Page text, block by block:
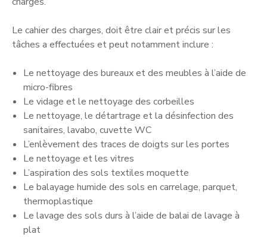
Le cahier des charges, doit être clair et précis sur les
tâches a effectuées et peut notamment inclure :
Le nettoyage des bureaux et des meubles à l’aide de
micro-fibres
Le vidage et le nettoyage des corbeilles
Le nettoyage, le détartrage et la désinfection des
sanitaires, lavabo, cuvette WC
L’enlèvement des traces de doigts sur les portes
Le nettoyage et les vitres
L’aspiration des sols textiles moquette
Le balayage humide des sols en carrelage, parquet,
thermoplastique
Le lavage des sols durs à l’aide de balai de lavage à
plat